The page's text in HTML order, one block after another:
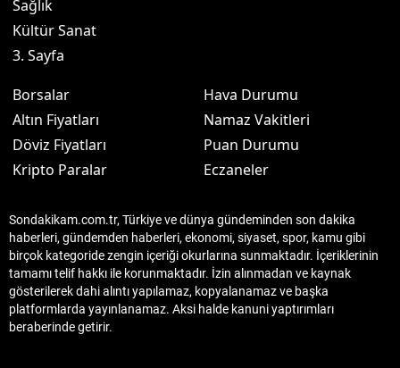
Sağlık
Kültür Sanat
3. Sayfa
Borsalar
Altın Fiyatları
Döviz Fiyatları
Kripto Paralar
Hava Durumu
Namaz Vakitleri
Puan Durumu
Eczaneler
Sondakikam.com.tr, Türkiye ve dünya gündeminden son dakika
haberleri, gündemden haberleri, ekonomi, siyaset, spor, kamu gibi
birçok kategoride zengin içeriği okurlarına sunmaktadır. İçeriklerinin
tamamı telif hakkı ile korunmaktadır. İzin alınmadan ve kaynak
gösterilerek dahi alıntı yapılamaz, kopyalanamaz ve başka
platformlarda yayınlanamaz. Aksi halde kanuni yaptırımları
beraberinde getirir.